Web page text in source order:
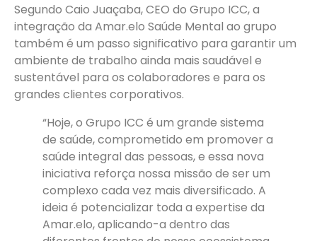
Segundo Caio Juaçaba, CEO do Grupo ICC, a
integração da Amar.elo Saúde Mental ao grupo
também é um passo significativo para garantir um
ambiente de trabalho ainda mais saudável e
sustentável para os colaboradores e para os
grandes clientes corporativos.
“Hoje, o Grupo ICC é um grande sistema
de saúde, comprometido em promover a
saúde integral das pessoas, e essa nova
iniciativa reforça nossa missão de ser um
complexo cada vez mais diversificado. A
ideia é potencializar toda a expertise da
Amar.elo, aplicando-a dentro das